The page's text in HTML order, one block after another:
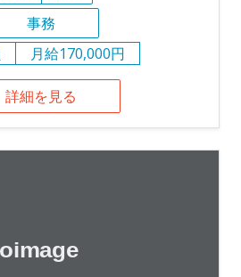
事務
月給170,000円
詳細を見る